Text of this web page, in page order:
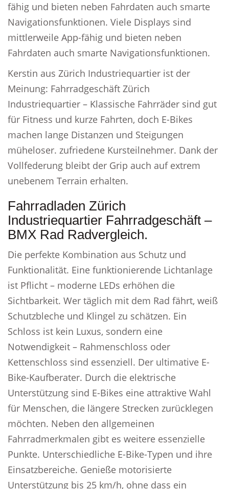
fähig und bieten neben Fahrdaten auch smarte
Navigationsfunktionen. Viele Displays sind
mittlerweile App-fähig und bieten neben
Fahrdaten auch smarte Navigationsfunktionen.
Kerstin aus Zürich Industriequartier ist der
Meinung: Fahrradgeschäft Zürich
Industriequartier – Klassische Fahrräder sind gut
für Fitness und kurze Fahrten, doch E-Bikes
machen lange Distanzen und Steigungen
müheloser. zufriedene Kursteilnehmer. Dank der
Vollfederung bleibt der Grip auch auf extrem
unebenem Terrain erhalten.
Fahrradladen Zürich
Industriequartier Fahrradgeschäft –
BMX Rad Radvergleich.
Die perfekte Kombination aus Schutz und
Funktionalität. Eine funktionierende Lichtanlage
ist Pflicht – moderne LEDs erhöhen die
Sichtbarkeit. Wer täglich mit dem Rad fährt, weiß
Schutzbleche und Klingel zu schätzen. Ein
Schloss ist kein Luxus, sondern eine
Notwendigkeit – Rahmenschloss oder
Kettenschloss sind essenziell. Der ultimative E-
Bike-Kaufberater. Durch die elektrische
Unterstützung sind E-Bikes eine attraktive Wahl
für Menschen, die längere Strecken zurücklegen
möchten. Neben den allgemeinen
Fahrradmerkmalen gibt es weitere essenzielle
Punkte. Unterschiedliche E-Bike-Typen und ihre
Einsatzbereiche. Genieße motorisierte
Unterstützung bis 25 km/h, ohne dass ein